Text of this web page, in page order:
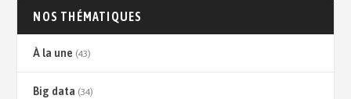
NOS THÉMATIQUES
À la une (43)
Big data (34)